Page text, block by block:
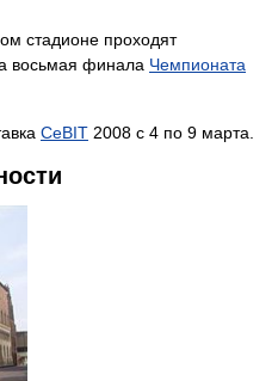
стадионе проходят
восьмая финала Чемпионата
CeBIT 2008 с 4 по 9 марта.